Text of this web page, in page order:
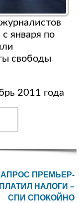
января по
свободы
2011 года
ПРЕМЬЕР-
НАЛОГИ –
СПИ СПОКОЙНО